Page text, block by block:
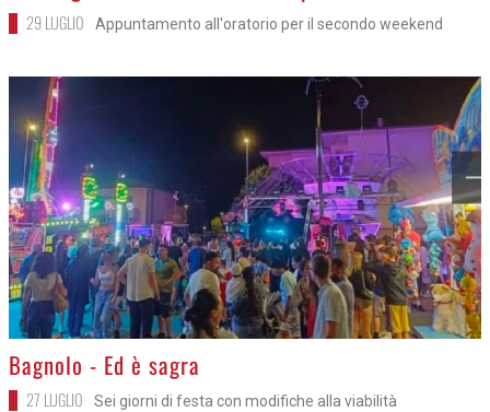
29 LUGLIO Appuntamento all'oratorio per il secondo weekend
>
Bagnolo - Ed è sagra
27 LUGLIO Sei giorni di festa con modifiche alla viabilità